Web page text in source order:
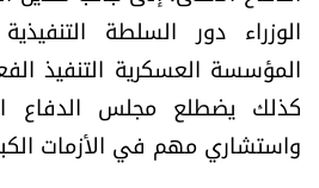
سجالات
صحّة وصحن
الرياضة
الوزراء دور السلطة
المؤسسة العسكرية التنفيذ
كذلك يضطلع مجلس الدفاع
واستشاري مهم في الأزمات